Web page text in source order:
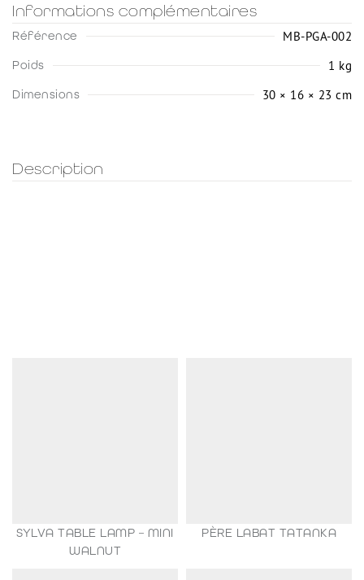
Informations complémentaires
Référence MB-PGA-002
Poids 1 kg
Dimensions 30 × 16 × 23 cm
Description
SYLVA TABLE LAMP – MINI
WALNUT
PÈRE LABAT TATANKA